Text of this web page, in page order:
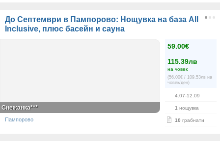
До Септември в Пампорово: Нощувка на база All
Inclusive, плюс басейн и сауна
59.00€
115.39лв
на човек
(56.00€ / 109.53лв на
човек/ден)
4.07-12.09
1 нощувка
10 грабнати
Снежанка***
Пампорово